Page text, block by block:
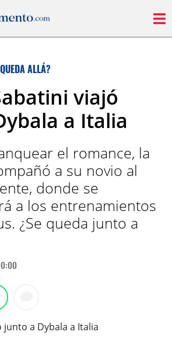
ALLÁ?
viajó
a Italia
el romance, la
a su novio al
donde se
a los entrenamientos
¿Se queda junto a